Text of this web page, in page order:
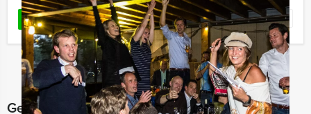
LEES MEER Favoriet
Gerelateerde categorieën